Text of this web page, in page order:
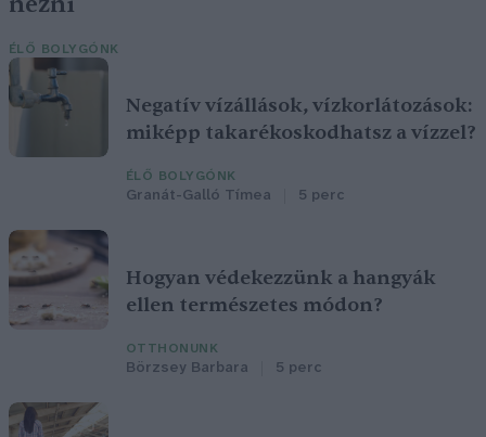
ÉLŐ BOLYGÓNK
Negatív vízállások, vízkorlátozások:
miképp takarékoskodhatsz a vízzel?
ÉLŐ BOLYGÓNK
Granát-Galló Tímea 5 perc
Hogyan védekezzünk a hangyák
ellen természetes módon?
OTTHONUNK
Börzsey Barbara 5 perc